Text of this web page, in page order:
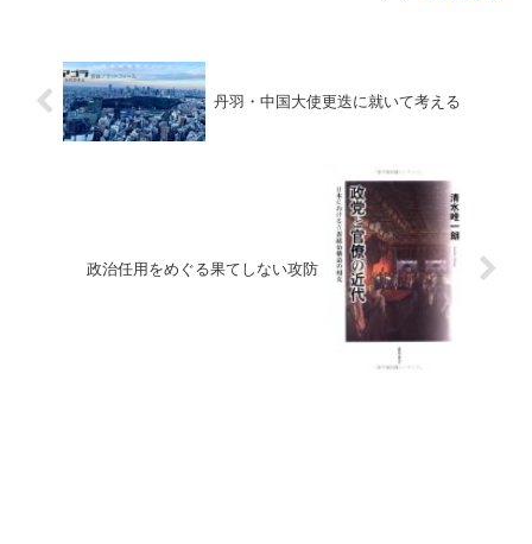
丹羽・中国大使更迭に就いて考える
政治任用をめぐる果てしない攻防